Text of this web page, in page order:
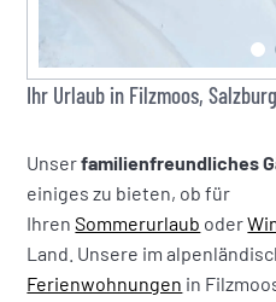
Ihr Urlaub in Filzmoos, Salzburg
Unserfamilienfreundliches
einiges zu bieten, ob für
IhrenSommerurlaub oder
Land. Unsere im
Ferienwohnungen in